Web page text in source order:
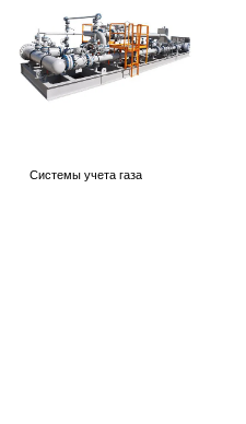
Системы учета газа